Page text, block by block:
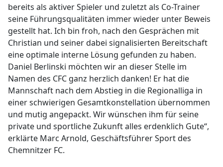
bereits als aktiver Spieler und zuletzt als Co-Trainer
seine Führungsqualitäten immer wieder unter Beweis
gestellt hat. Ich bin froh, nach den Gesprächen mit
Christian und seiner dabei signalisierten Bereitschaft
eine optimale interne Lösung gefunden zu haben.
Daniel Berlinski möchten wir an dieser Stelle im
Namen des CFC ganz herzlich danken! Er hat die
Mannschaft nach dem Abstieg in die Regionalliga in
einer schwierigen Gesamtkonstellation übernommen
und mutig angepackt. Wir wünschen ihm für seine
private und sportliche Zukunft alles erdenklich Gute“,
erklärte Marc Arnold, Geschäftsführer Sport des
Chemnitzer FC.